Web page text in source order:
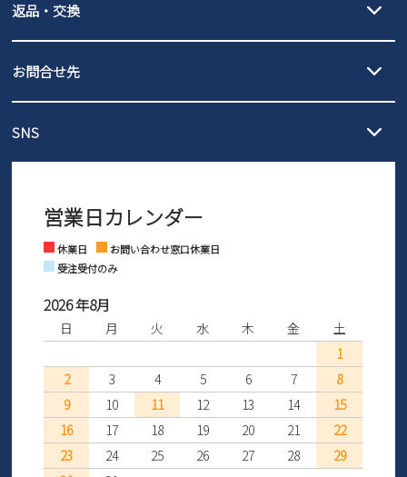
北海道・本州・四国・九州…550円
3,980円（税込）以上お買い上げで送料無料
発送日・送料詳細については
ご利用ください。
全国一律…220円（税込）
発送日・送料詳細についてはご利用ガイドを
ご利用ください。
返品・交換
の片道無料サービスを実施中！
ントとしても安心してご利用いただけるよう、サイズ交換の受付期
さい。
お問合せ先
営業時間：11時～17時
※土日祝はお問い合わせ窓口休業日となります。
SNS
Facebook Instagram
営業日カレンダー
休業日
お問い合わせ窓口休業日
受注受付のみ
2026 年8月
日 月 火 水 木 金
土
1
2
3 4 5 6 7
8
9
10 11 12 13 14
15
16
17 18 19 20 21
22
23
24 25 26 27 28
29